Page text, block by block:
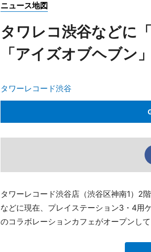
ニュース地図
タワレコ渋谷などに
「アイズオブヘブン
タワーレコード渋谷
タワーレコード渋谷店（渋谷区神南1）2
などに現在、プレイステーション3・4用
のコラボレーションカフェがオープンし